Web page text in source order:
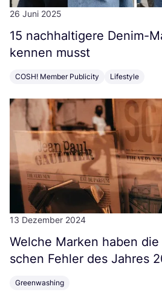
26 Juni 2025
15 nach­hal­ti­ge­re Den­im-
ken­nen musst
COSH! Member Publicity Lifestyle
13 Dezember 2024
Wel­che Mar­ken haben
schen Feh­ler des Jah­res
Greenwashing